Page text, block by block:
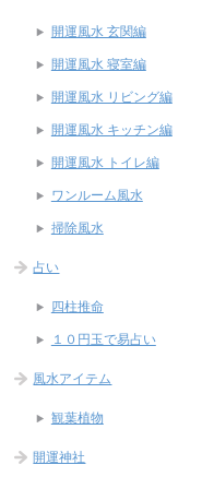
開運風水 玄関編
開運風水 寝室編
開運風水 リビング編
開運風水 キッチン編
開運風水 トイレ編
ワンルーム風水
掃除風水
占い
四柱推命
１０円玉で易占い
風水アイテム
観葉植物
開運神社